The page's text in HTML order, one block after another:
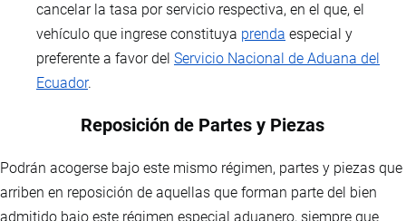
cancelar la tasa por servicio respectiva, en el que, el
vehículo que ingrese constituya prenda especial y
preferente a favor del Servicio Nacional de Aduana del
Ecuador.
Reposición de Partes y Piezas
Podrán acogerse bajo este mismo régimen, partes y piezas que
arriben en reposición de aquellas que forman parte del bien
admitido bajo este régimen especial aduanero, siempre que